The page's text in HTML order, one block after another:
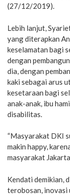
(27/12/2019).
Lebih lanjut,
yang diterapkan
keselamatan bagi
dengan
dia, dengan
kaki sebagai arus
kesetaraan bagi
anak-anak, ibu
disabilitas.
“Masyarakat DKI
makin happy,
masyarakat
Kendati demikian,
terobosan, inovasi